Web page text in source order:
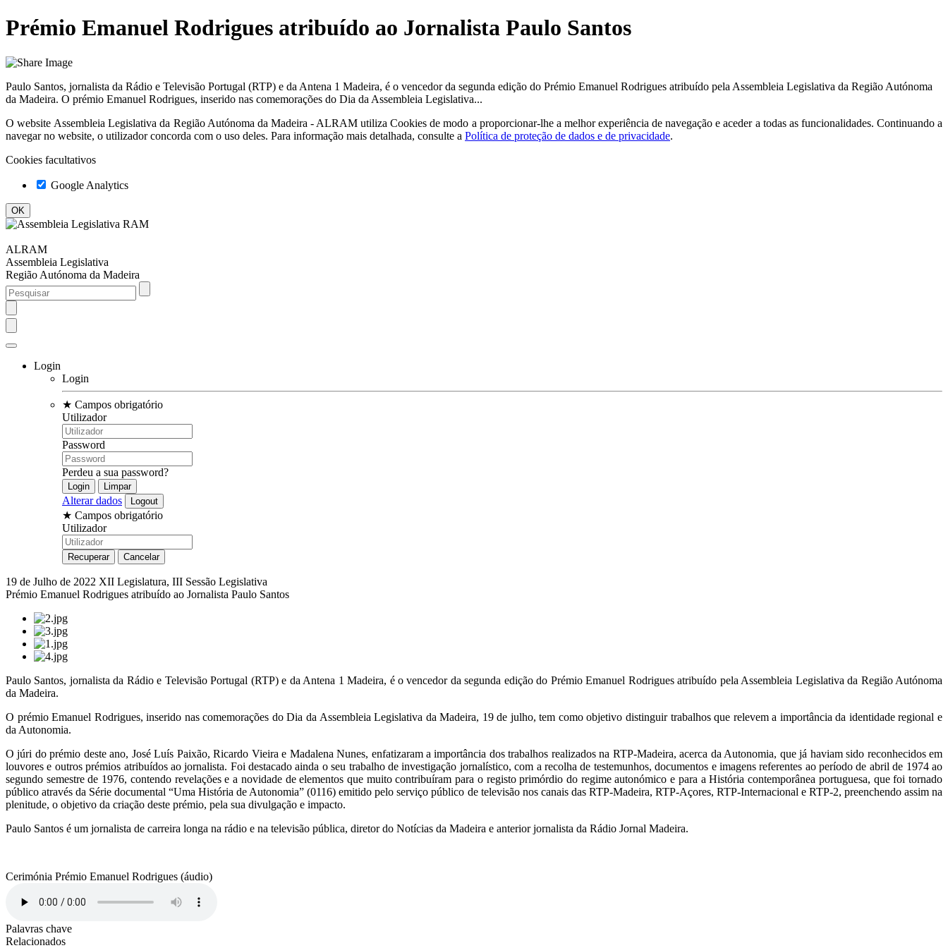
Prémio Emanuel Rodrigues atribuído ao Jornalista Paulo Santos
Paulo Santos, jornalista da Rádio e Televisão Portugal (RTP) e da Antena 1 Madeira, é o vencedor da segunda edição do Prémio Emanuel Rodrigues atribuído pela Assembleia Legislativa da Região Autónoma
da Madeira. O prémio Emanuel Rodrigues, inserido nas comemorações do Dia da Assembleia Legislativa...
O website Assembleia Legislativa da Região Autónoma da Madeira - ALRAM utiliza Cookies de modo a proporcionar-lhe a melhor experiência de navegação e aceder a todas as funcionalidades. Continuando a
navegar no website, o utilizador concorda com o uso deles. Para informação mais detalhada, consulte a Política de proteção de dados e de privacidade.
Cookies facultativos
Google Analytics
ALRAM
Assembleia Legislativa
Região Autónoma da Madeira
Login
Login
★ Campos obrigatório
Utilizador
Password
Perdeu a sua password?
Alterar dados
★ Campos obrigatório
Utilizador
19 de Julho de 2022 XII Legislatura, III Sessão Legislativa
Prémio Emanuel Rodrigues atribuído ao Jornalista Paulo Santos
Paulo Santos, jornalista da Rádio e Televisão Portugal (RTP) e da Antena 1 Madeira, é o vencedor da segunda edição do Prémio Emanuel Rodrigues atribuído pela Assembleia Legislativa da Região Autónoma
da Madeira.
O prémio Emanuel Rodrigues, inserido nas comemorações do Dia da Assembleia Legislativa da Madeira, 19 de julho, tem como objetivo distinguir trabalhos que relevem a importância da identidade regional e
da Autonomia.
O júri do prémio deste ano, José Luís Paixão, Ricardo Vieira e Madalena Nunes, enfatizaram a importância dos trabalhos realizados na RTP-Madeira, acerca da Autonomia, que já haviam sido reconhecidos em
louvores e outros prémios atribuídos ao jornalista. Foi destacado ainda o seu trabalho de investigação jornalístico, com a recolha de testemunhos, documentos e imagens referentes ao período de abril de 1974 ao
segundo semestre de 1976, contendo revelações e a novidade de elementos que muito contribuíram para o registo primórdio do regime autonómico e para a História contemporânea portuguesa, que foi tornado
público através da Série documental “Uma História de Autonomia” (0116) emitido pelo serviço público de televisão nos canais das RTP-Madeira, RTP-Açores, RTP-Internacional e RTP-2, preenchendo assim na
plenitude, o objetivo da criação deste prémio, pela sua divulgação e impacto.
Paulo Santos é um jornalista de carreira longa na rádio e na televisão pública, diretor do Notícias da Madeira e anterior jornalista da Rádio Jornal Madeira.
Cerimónia Prémio Emanuel Rodrigues (áudio)
Palavras chave
Relacionados